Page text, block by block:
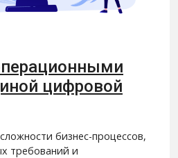
цифровой
бизнес-процессов,
требований и